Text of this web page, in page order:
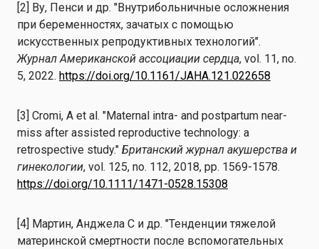
[2] Ву, Пенси и др. "Внутрибольничные осложнения
при беременностях, зачатых с помощью
искусственных репродуктивных технологий".
Журнал Американской ассоциации сердца, vol. 11, no.
5, 2022. https://doi.org/10.1161/JAHA.121.022658
[3] Cromi, A et al. "Maternal intra- and postpartum near-
miss after assisted reproductive technology: a
retrospective study." Британский журнал акушерства и
гинекологии, vol. 125, no. 112, 2018, pp. 1569-1578.
https://doi.org/10.1111/1471-0528.15308
[4] Мартин, Анджела С и др. "Тенденции тяжелой
материнской смертности после вспомогательных